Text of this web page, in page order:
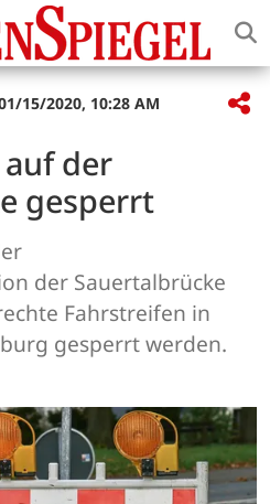
15/2020, 10:28 AM
der
gesperrt
der Sauertalbrücke
Fahrstreifen in
gesperrt werden.